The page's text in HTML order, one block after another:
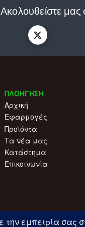
Ακολουθείστε μας
ΠΛΟΗΓΗΣΗ
Αρχική
Εφαρμογές
Προϊόντα
Τα νέα μας
Κατάστημα
Επικοινωνία